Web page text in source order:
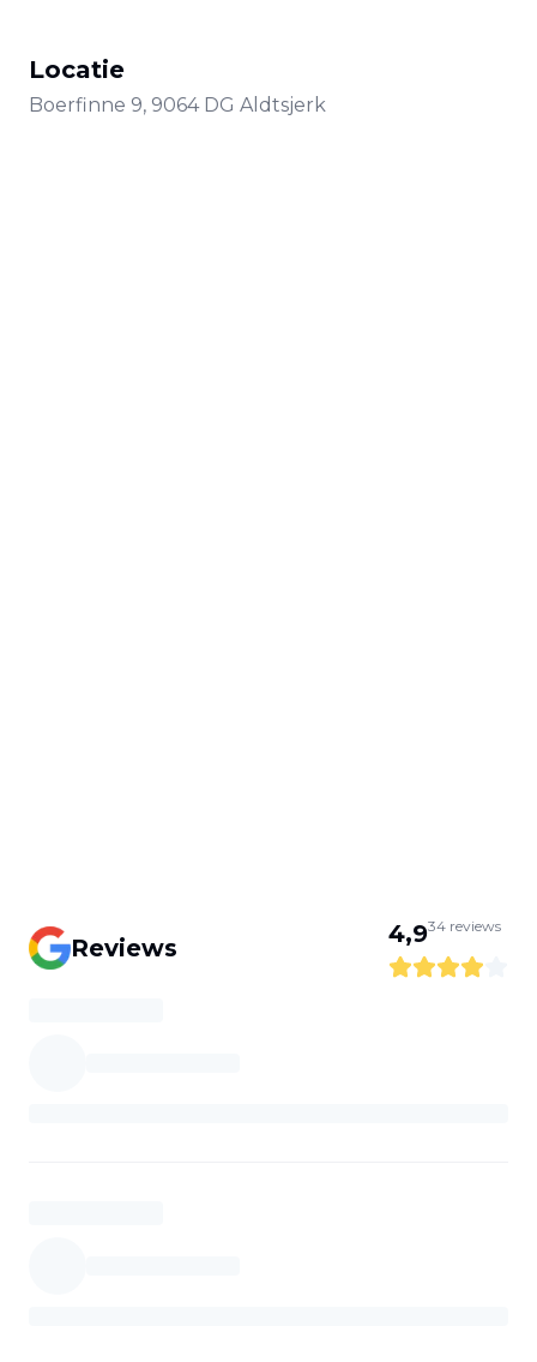
Locatie
Boerfinne 9, 9064 DG Aldtsjerk
Reviews 4,934 reviews